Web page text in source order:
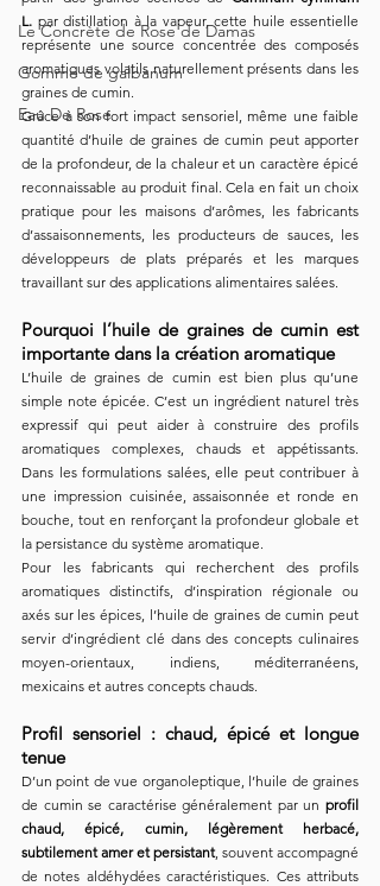
Le Concrète de Rose de Damas
Gomme de galbanum
Eau De Rose
L. par distillation à la vapeur, cette huile essentielle
représente une source concentrée des composés
aromatiques volatils naturellement présents dans les
graines de cumin.
Grâce à son fort impact sensoriel, même une faible
quantité d’huile de graines de cumin peut apporter
de la profondeur, de la chaleur et un caractère épicé
reconnaissable au produit final. Cela en fait un choix
pratique pour les maisons d’arômes, les fabricants
d’assaisonnements, les producteurs de sauces, les
développeurs de plats préparés et les marques
travaillant sur des applications alimentaires salées.
Pourquoi l’huile de graines de cumin est
importante dans la création aromatique
L’huile de graines de cumin est bien plus qu’une
simple note épicée. C’est un ingrédient naturel très
expressif qui peut aider à construire des profils
aromatiques complexes, chauds et appétissants.
Dans les formulations salées, elle peut contribuer à
une impression cuisinée, assaisonnée et ronde en
bouche, tout en renforçant la profondeur globale et
la persistance du système aromatique.
Pour les fabricants qui recherchent des profils
aromatiques distinctifs, d’inspiration régionale ou
axés sur les épices, l’huile de graines de cumin peut
servir d’ingrédient clé dans des concepts culinaires
moyen-orientaux, indiens, méditerranéens,
mexicains et autres concepts chauds.
Profil sensoriel : chaud, épicé et longue
tenue
D’un point de vue organoleptique, l’huile de graines
de cumin se caractérise généralement par un profil
chaud, épicé, cumin, légèrement herbacé,
subtilement amer et persistant, souvent accompagné
de notes aldéhydées caractéristiques. Ces attributs